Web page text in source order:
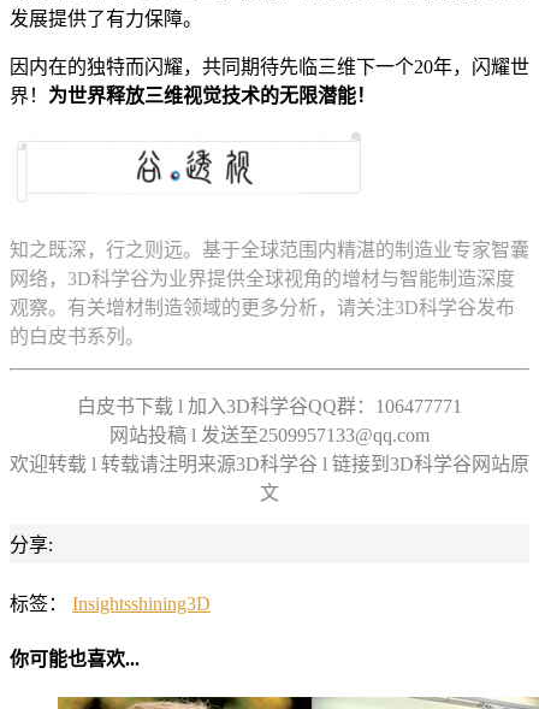
发展提供了有力保障。
因内在的独特而闪耀，共同期待先临三维下一个20年，闪耀世
界！ 为世界释放三维视觉技术的无限潜能！
知之既深，行之则远。基于全球范围内精湛的制造业专家智囊
网络，3D科学谷为业界提供全球视角的增材与智能制造深度
观察。有关增材制造领域的更多分析，请关注3D科学谷发布
的白皮书系列。
白皮书下载 l 加入3D科学谷QQ群：106477771
网站投稿 l 发送至2509957133@qq.com
欢迎转载 l 转载请注明来源3D科学谷 l 链接到3D科学谷网站原
文
分享:
标签： Insightsshining3D
你可能也喜欢...